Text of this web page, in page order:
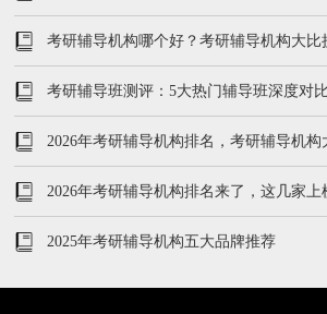
考研辅导机构哪个好？考研辅导机构大比
考研辅导班测评：5大热门辅导班深度对比
2026年考研辅导机构排名，考研辅导机构
2026年考研辅导机构排名来了，这几家上
2025年考研辅导机构五大品牌推荐